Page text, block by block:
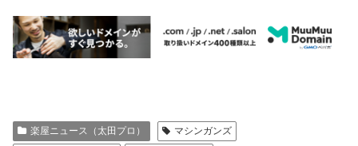
楽屋ニュース（太田プロ）
マシンガンズ